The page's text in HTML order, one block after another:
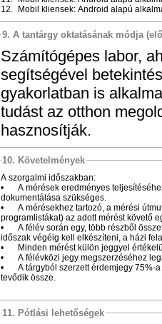
12. Mobil kliensek: Android alapú
9. A tantárgy oktatásának módja
Számítógépes labor,
segítségével
gyakorlatban is
tudást az otthon
hasznosítják.
10. Követelmények
A szorgalmi időszakban:
•
A mérések eredményes
dokumentálása szükséges.
•
A mérésekhez tartozó, a mérési
programlistákat) az adott mérést követő
•
A félév során egy, több részből
időszak végéig kell elkészíteni, a házi
•
Minden mérést külön jeggyel
•
A félévközi jegy megszerzéséhez
•
A tárgyból szerzett érdemjegy 75%-
tevődik össze.
11. Pótlási lehetőségek